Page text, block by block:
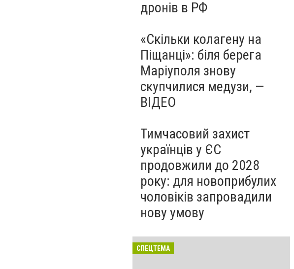
дронів в РФ
«Скільки колагену на
Піщанці»: біля берега
Маріуполя знову
скупчилися медузи, —
ВІДЕО
Тимчасовий захист
українців у ЄС
продовжили до 2028
року: для новоприбулих
чоловіків запровадили
нову умову
СПЕЦТЕМА